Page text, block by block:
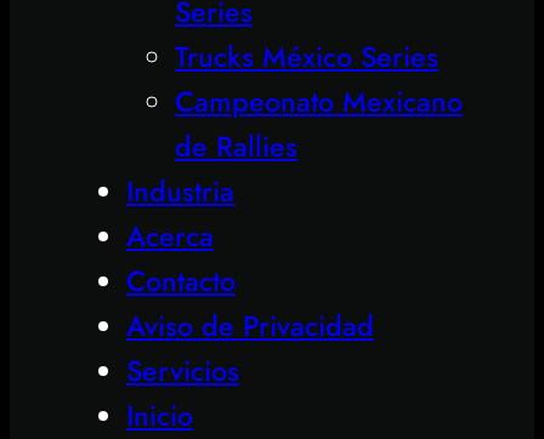
Series
Trucks México Series
Campeonato Mexicano
de Rallies
Industria
Acerca
Contacto
Aviso de Privacidad
Servicios
Inicio